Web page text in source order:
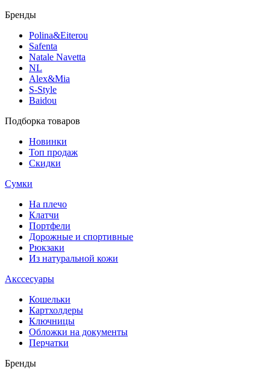
Бренды
Polina&Eiterou
Safenta
Natale Navetta
NL
Alex&Mia
S-Style
Baidou
Подборка товаров
Новинки
Топ продаж
Скидки
Сумки
На плечо
Клатчи
Портфели
Дорожные и спортивные
Рюкзаки
Из натуральной кожи
Акссесуары
Кошельки
Картхолдеры
Ключницы
Обложки на документы
Перчатки
Бренды